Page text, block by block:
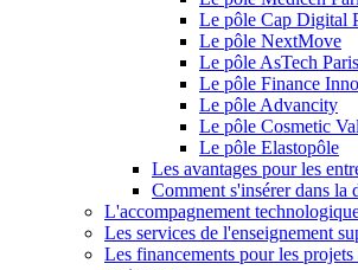
Le pôle Cap Digital
Le pôle NextMove
Le pôle AsTech
Le pôle Finance
Le pôle Advancity
Le pôle Cosmetic
Le pôle Elastopôle
Les avantages pour les
Comment s'insérer dans la
L'accompagnement
Les services de l'enseignement
Les financements pour les